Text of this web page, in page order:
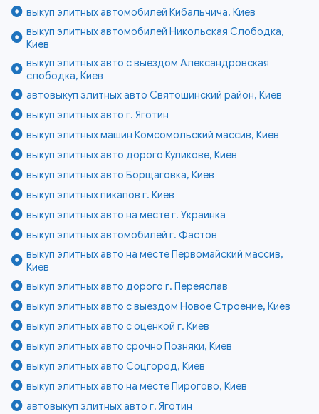
выкуп элитных автомобилей Кибальчича, Киев
выкуп элитных автомобилей Никольская Слободка,
Киев
выкуп элитных авто с выездом Александровская
слободка, Киев
автовыкуп элитных авто Святошинский район, Киев
выкуп элитных авто г. Яготин
выкуп элитных машин Комсомольский массив, Киев
выкуп элитных авто дорого Куликове, Киев
выкуп элитных авто Борщаговка, Киев
выкуп элитных пикапов г. Киев
выкуп элитных авто на месте г. Украинка
выкуп элитных автомобилей г. Фастов
выкуп элитных авто на месте Первомайский массив,
Киев
выкуп элитных авто дорого г. Переяслав
выкуп элитных авто с выездом Новое Строение, Киев
выкуп элитных авто с оценкой г. Киев
выкуп элитных авто срочно Позняки, Киев
выкуп элитных авто Соцгород, Киев
выкуп элитных авто на месте Пирогово, Киев
автовыкуп элитных авто г. Яготин